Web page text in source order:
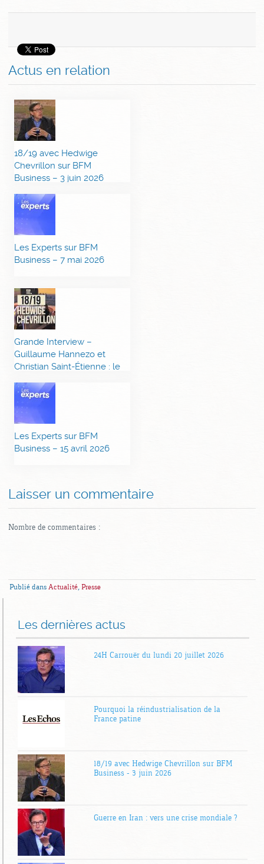
Actus en relation
18/19 avec Hedwige
Chevrillon sur BFM
Business – 3 juin 2026
Les Experts sur BFM
Business – 7 mai 2026
Grande Interview –
Guillaume Hannezo et
Christian Saint-Étienne : le
6 Mds € – 21/04
Les Experts sur BFM
Business – 15 avril 2026
Laisser un commentaire
Nombre de commentaires :
Publié dans Actualité,Presse
Les dernières actus
24H Carrouër du lundi 20 juillet 2026
Pourquoi la réindustrialisation de la
France patine
18/19 avec Hedwige Chevrillon sur BFM
Business – 3 juin 2026
Guerre en Iran : vers une crise mondiale ?